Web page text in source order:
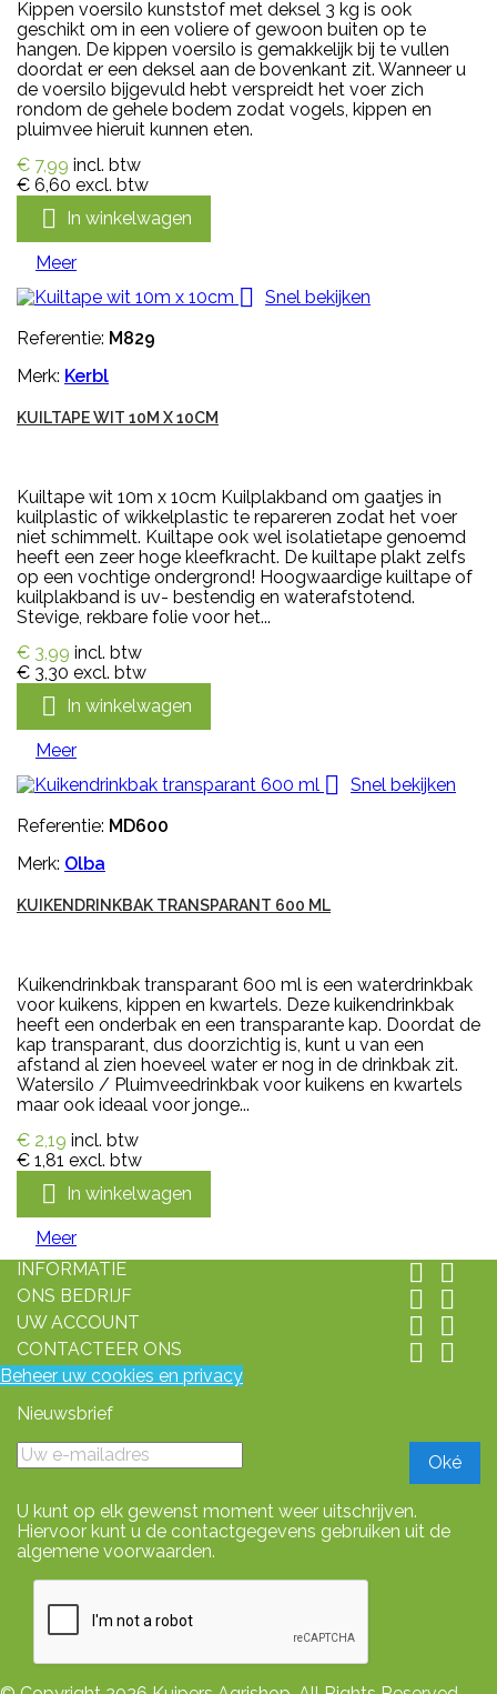
Kippen voersilo kunststof met deksel 3 kg is ook
geschikt om in een voliere of gewoon buiten op te
hangen. De kippen voersilo is gemakkelijk bij te vullen
doordat er een deksel aan de bovenkant zit. Wanneer u
de voersilo bijgevuld hebt verspreidt het voer zich
rondom de gehele bodem zodat vogels, kippen en
pluimvee hieruit kunnen eten.
€ 7,99 incl. btw
€ 6,60 excl. btw
 In winkelwagen
Meer

Snel bekijken
Referentie: M829
Merk: Kerbl
KUILTAPE WIT 10M X 10CM
Kuiltape wit 10m x 10cm Kuilplakband om gaatjes in
kuilplastic of wikkelplastic te repareren zodat het voer
niet schimmelt. Kuiltape ook wel isolatietape genoemd
heeft een zeer hoge kleefkracht. De kuiltape plakt zelfs
op een vochtige ondergrond! Hoogwaardige kuiltape of
kuilplakband is uv- bestendig en waterafstotend.
Stevige, rekbare folie voor het...
€ 3,99 incl. btw
€ 3,30 excl. btw
 In winkelwagen
Meer

Snel bekijken
Referentie: MD600
Merk: Olba
KUIKENDRINKBAK TRANSPARANT 600 ML
Kuikendrinkbak transparant 600 ml is een waterdrinkbak
voor kuikens, kippen en kwartels. Deze kuikendrinkbak
heeft een onderbak en een transparante kap. Doordat de
kap transparant, dus doorzichtig is, kunt u van een
afstand al zien hoeveel water er nog in de drinkbak zit.
Watersilo / Pluimveedrinkbak voor kuikens en kwartels
maar ook ideaal voor jonge...
€ 2,19 incl. btw
€ 1,81 excl. btw
 In winkelwagen
Meer
INFORMATIE
 
ONS BEDRIJF  
UW ACCOUNT  
CONTACTEER ONS  
Beheer uw cookies en privacy
Nieuwsbrief
U kunt op elk gewenst moment weer uitschrijven.
Hiervoor kunt u de contactgegevens gebruiken uit de
algemene voorwaarden.